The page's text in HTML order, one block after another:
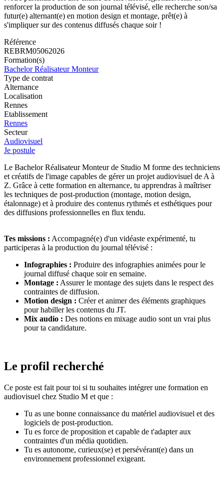
renforcer la production de son journal télévisé, elle recherche son/sa
futur(e) alternant(e) en motion design et montage, prêt(e) à
s'impliquer sur des contenus diffusés chaque soir !
Référence
REBRM05062026
Formation(s)
Bachelor Réalisateur Monteur
Type de contrat
Alternance
Localisation
Rennes
Etablissement
Rennes
Secteur
Audiovisuel
Je postule
Le Bachelor Réalisateur Monteur de Studio M forme des techniciens
et créatifs de l'image capables de gérer un projet audiovisuel de A à
Z. Grâce à cette formation en alternance, tu apprendras à maîtriser
les techniques de post-production (montage, motion design,
étalonnage) et à produire des contenus rythmés et esthétiques pour
des diffusions professionnelles en flux tendu.
Tes missions : Accompagné(e) d'un vidéaste expérimenté, tu
participeras à la production du journal télévisé :
Infographies : Produire des infographies animées pour le
journal diffusé chaque soir en semaine.
Montage : Assurer le montage des sujets dans le respect des
contraintes de diffusion.
Motion design : Créer et animer des éléments graphiques
pour habiller les contenus du JT.
Mix audio : Des notions en mixage audio sont un vrai plus
pour ta candidature.
Le profil recherché
Ce poste est fait pour toi si tu souhaites intégrer une formation en
audiovisuel chez Studio M et que :
Tu as une bonne connaissance du matériel audiovisuel et des
logiciels de post-production.
Tu es force de proposition et capable de t'adapter aux
contraintes d'un média quotidien.
Tu es autonome, curieux(se) et persévérant(e) dans un
environnement professionnel exigeant.